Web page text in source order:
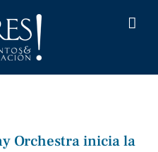
Orchestra inicia la